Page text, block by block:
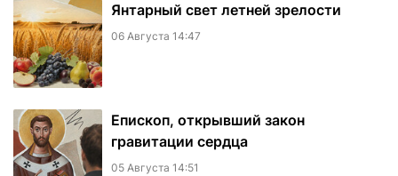
Янтарный свет летней зрелости
06 Августа 14:47
Епископ, открывший закон
гравитации сердца
05 Августа 14:51